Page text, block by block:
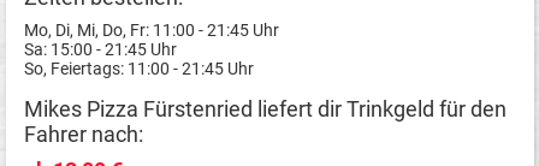
Mo, Di, Mi, Do, Fr: 11:00 - 21:45 Uhr
Sa: 15:00 - 21:45 Uhr
So, Feiertags: 11:00 - 21:45 Uhr
Mikes Pizza Fürstenried liefert dir Trinkgeld für den
Fahrer nach: